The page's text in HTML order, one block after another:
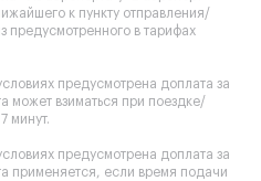
к пункту отправления/
предусмотренного в тарифах
предусмотрена доплата за
может взиматься при поездке/
минут.
предусмотрена доплата за
применяется, если время подачи